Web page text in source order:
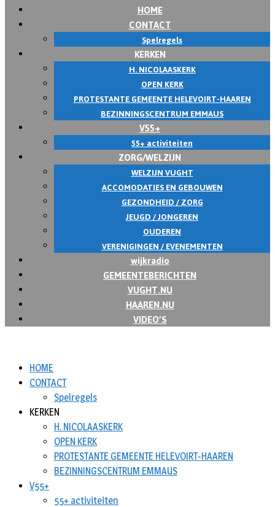
HOME
CONTACT
Spelregels
KERKEN
H. NICOLAASKERK
OPEN KERK
PROTESTANTE GEMEENTE HELEVOIRT-HAAREN
BEZINNINGSCENTRUM EMMAUS
V55+
55+ activiteiten
ZORG/WELZIJN
WELZIJN VUGHT
ACCOMODATIES EN GEBOUWEN
GEZONDHEID / ZORG
JEUGD / JONGEREN
OUDEREN
VERENIGINGEN / EVENEMENTEN
wijkradio
GEMEENTEBERICHTEN
VUGHT.NU
HAAREN.NU
VIDEO’S
HOME
CONTACT
Spelregels
KERKEN
H. NICOLAASKERK
OPEN KERK
PROTESTANTE GEMEENTE HELEVOIRT-HAAREN
BEZINNINGSCENTRUM EMMAUS
V55+
55+ activiteiten